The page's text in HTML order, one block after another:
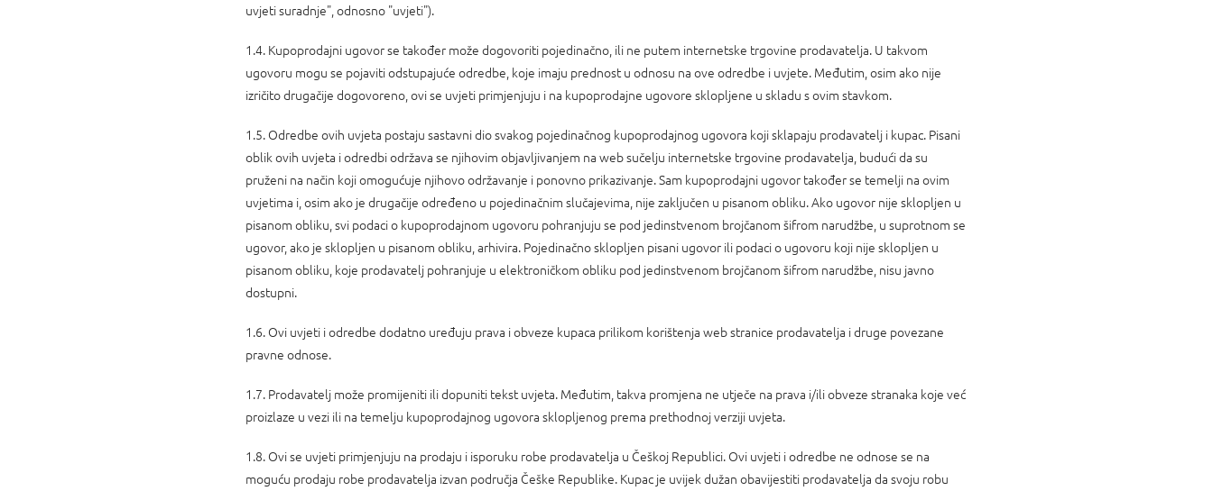
uvjeti suradnje", odnosno "uvjeti").
1.4. Kupoprodajni ugovor se također može dogovoriti pojedinačno, ili ne putem internetske trgovine prodavatelja. U takvom
ugovoru mogu se pojaviti odstupajuće odredbe, koje imaju prednost u odnosu na ove odredbe i uvjete. Međutim, osim ako nije
izričito drugačije dogovoreno, ovi se uvjeti primjenjuju i na kupoprodajne ugovore sklopljene u skladu s ovim stavkom.
1.5. Odredbe ovih uvjeta postaju sastavni dio svakog pojedinačnog kupoprodajnog ugovora koji sklapaju prodavatelj i kupac. Pisani
oblik ovih uvjeta i odredbi održava se njihovim objavljivanjem na web sučelju internetske trgovine prodavatelja, budući da su
pruženi na način koji omogućuje njihovo održavanje i ponovno prikazivanje. Sam kupoprodajni ugovor također se temelji na ovim
uvjetima i, osim ako je drugačije određeno u pojedinačnim slučajevima, nije zaključen u pisanom obliku. Ako ugovor nije sklopljen u
pisanom obliku, svi podaci o kupoprodajnom ugovoru pohranjuju se pod jedinstvenom brojčanom šifrom narudžbe, u suprotnom se
ugovor, ako je sklopljen u pisanom obliku, arhivira. Pojedinačno sklopljen pisani ugovor ili podaci o ugovoru koji nije sklopljen u
pisanom obliku, koje prodavatelj pohranjuje u elektroničkom obliku pod jedinstvenom brojčanom šifrom narudžbe, nisu javno
dostupni.
1.6. Ovi uvjeti i odredbe dodatno uređuju prava i obveze kupaca prilikom korištenja web stranice prodavatelja i druge povezane
pravne odnose.
1.7. Prodavatelj može promijeniti ili dopuniti tekst uvjeta. Međutim, takva promjena ne utječe na prava i/ili obveze stranaka koje već
proizlaze u vezi ili na temelju kupoprodajnog ugovora sklopljenog prema prethodnoj verziji uvjeta.
1.8. Ovi se uvjeti primjenjuju na prodaju i isporuku robe prodavatelja u Češkoj Republici. Ovi uvjeti i odredbe ne odnose se na
moguću prodaju robe prodavatelja izvan područja Češke Republike. Kupac je uvijek dužan obavijestiti prodavatelja da svoju robu